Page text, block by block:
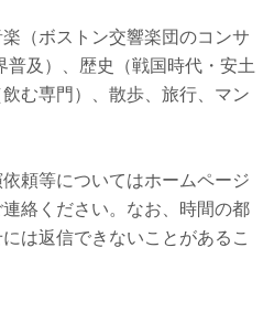
（ボストン交響楽団のコンサ
普及）、歴史（戦国時代・安土
む専門）、散歩、旅行、マン
頼等についてはホームページ
絡ください。なお、時間の都
は返信できないことがあるこ